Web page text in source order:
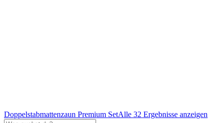
Doppelstabmattenzaun Premium SetAlle 32 Ergebnisse anzeigen